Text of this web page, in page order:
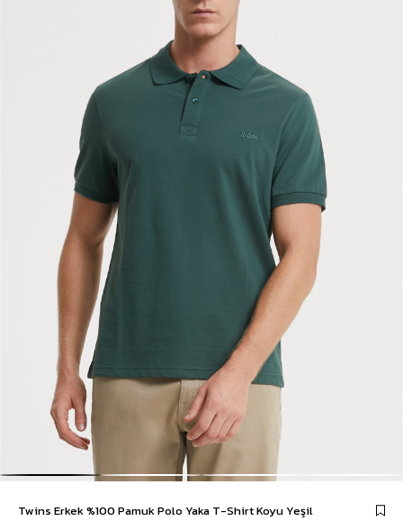
Twins Erkek %100 Pamuk Polo Yaka T-Shirt Koyu Yeşil